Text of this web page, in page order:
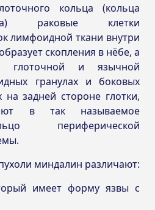
кольца (кольца
раковые клетки
лимфоидной ткани внутри
скопления в нёбе, а
глоточной и язычной
гранулах и боковых
задней стороне глотки,
в так называемое
периферической
миндалин различают:
имеет форму язвы с